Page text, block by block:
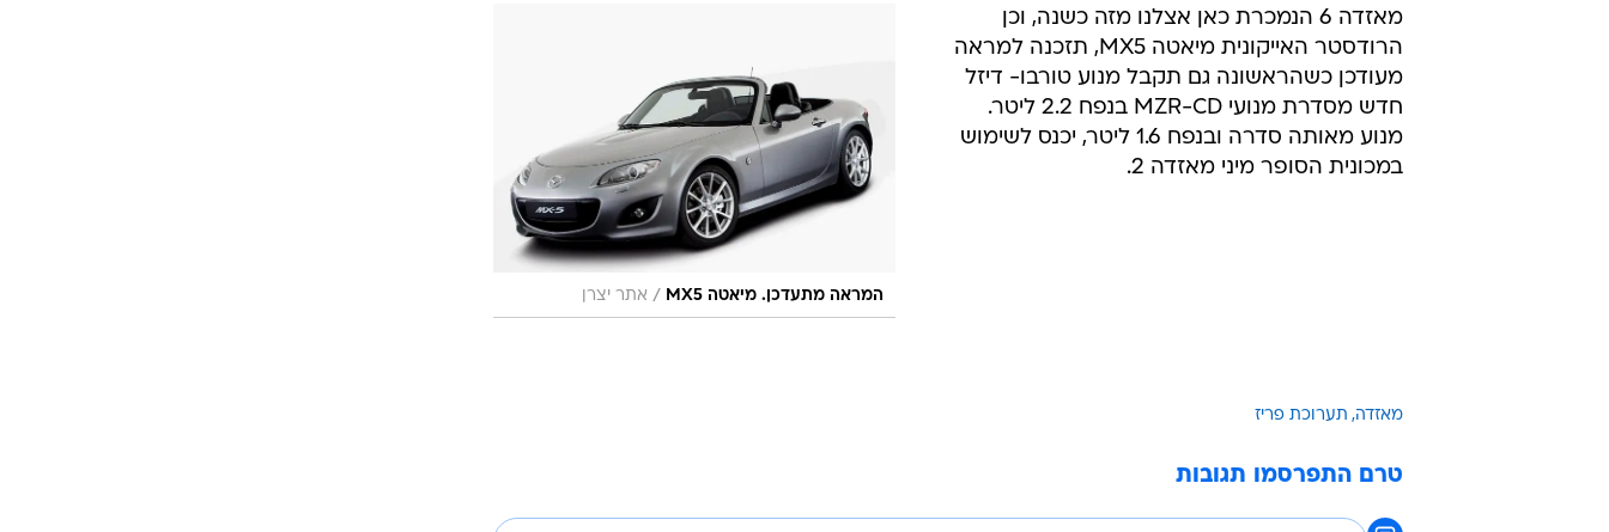
המראה מתעדכן. מיאטה MX5 / אתר יצרן
מאזדה 6 הנמכרת כאן אצלנו מזה כשנה, וכן
הרודסטר האייקונית מיאטה MX5, תזכנה למראה
מעודכן כשהראשונה גם תקבל מנוע טורבו- דיזל
חדש מסדרת מנועי MZR-CD בנפח 2.2 ליטר.
מנוע מאותה סדרה ובנפח 1.6 ליטר, יכנס לשימוש
במכונית הסופר מיני מאזדה 2.
מאזדה תערוכת פריז
טרם התפרסמו תגובות